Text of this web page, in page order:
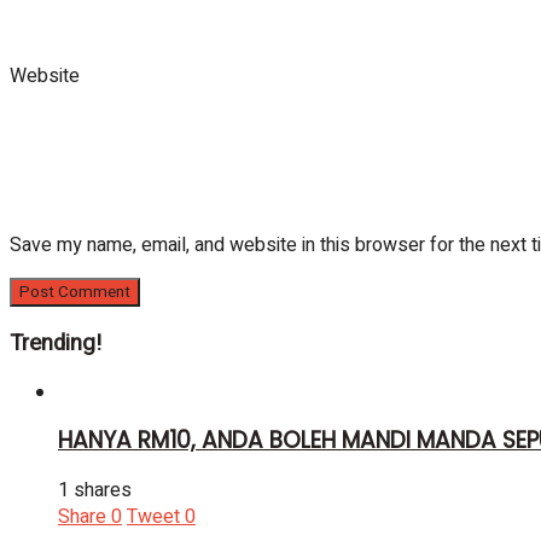
Website
Save my name, email, and website in this browser for the next
Trending!
HANYA RM10, ANDA BOLEH MANDI MANDA
1 shares
Share0Tweet0